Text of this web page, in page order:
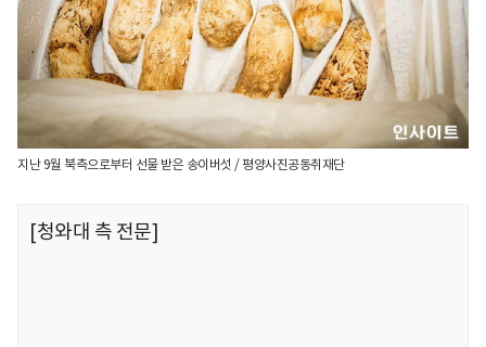
지난 9월 북측으로부터 선물 받은 송이버섯 / 평양사진공동취재단
[청와대 측 전문]